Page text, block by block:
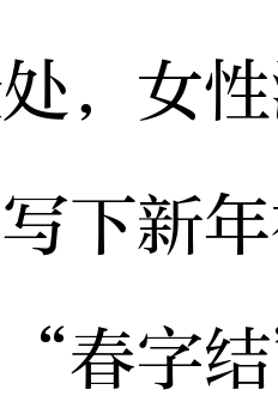
，女
下新
春字